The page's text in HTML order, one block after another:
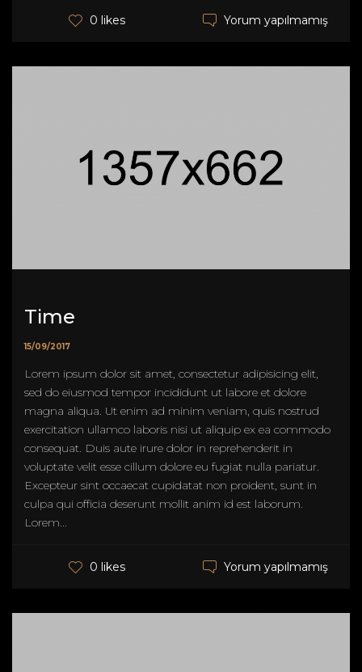
0 likes Yorum yapılmamış
Time
15/09/2017
Lorem ipsum dolor sit amet, consectetur adipisicing elit,
sed do eiusmod tempor incididunt ut labore et dolore
magna aliqua. Ut enim ad minim veniam, quis nostrud
exercitation ullamco laboris nisi ut aliquip ex ea commodo
consequat. Duis aute irure dolor in reprehenderit in
voluptate velit esse cillum dolore eu fugiat nulla pariatur.
Excepteur sint occaecat cupidatat non proident, sunt in
culpa qui officia deserunt mollit anim id est laborum.
Lorem...
0 likes Yorum yapılmamış